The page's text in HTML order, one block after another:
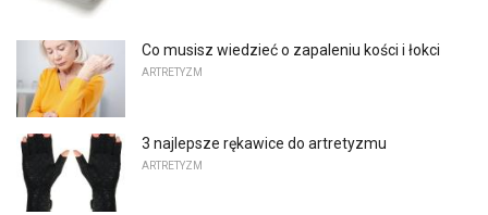
Co musisz wiedzieć o zapaleniu kości i łokci
ARTRETYZM
3 najlepsze rękawice do artretyzmu
ARTRETYZM